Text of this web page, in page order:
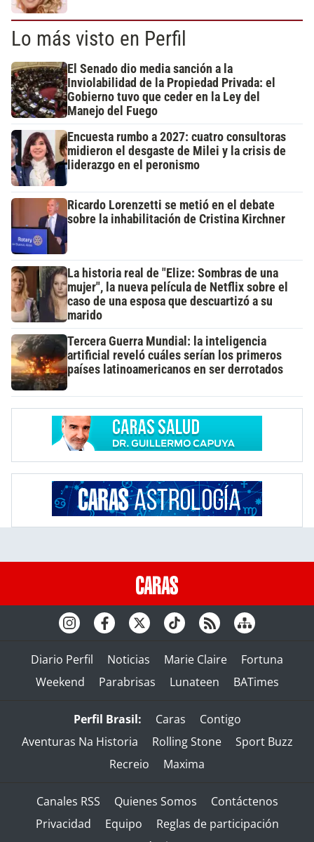
Lo más visto en Perfil
El Senado dio media sanción a la
Inviolabilidad de la Propiedad Privada: el
Gobierno tuvo que ceder en la Ley del
Manejo del Fuego
Encuesta rumbo a 2027: cuatro consultoras
midieron el desgaste de Milei y la crisis de
liderazgo en el peronismo
Ricardo Lorenzetti se metió en el debate
sobre la inhabilitación de Cristina Kirchner
La historia real de "Elize: Sombras de una
mujer", la nueva película de Netflix sobre el
caso de una esposa que descuartizó a su
marido
Tercera Guerra Mundial: la inteligencia
artificial reveló cuáles serían los primeros
países latinoamericanos en ser derrotados
Diario Perfil Noticias Marie Claire
Fortuna
Weekend
Parabrisas Lunateen BATimes
Perfil Brasil: Caras
Contigo
Aventuras Na Historia
Rolling Stone
Sport Buzz
Recreio
Maxima
Canales RSS Quienes Somos
Contáctenos
Privacidad
Equipo
Reglas de participación